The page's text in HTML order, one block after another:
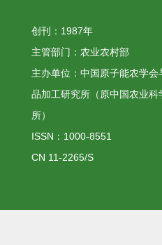
创刊：1987年
主管部门：农业农村部
主办单位：中国原子能农学
品加工研究所（原中国农业
所）
ISSN：1000-8551
CN 11-2265/S